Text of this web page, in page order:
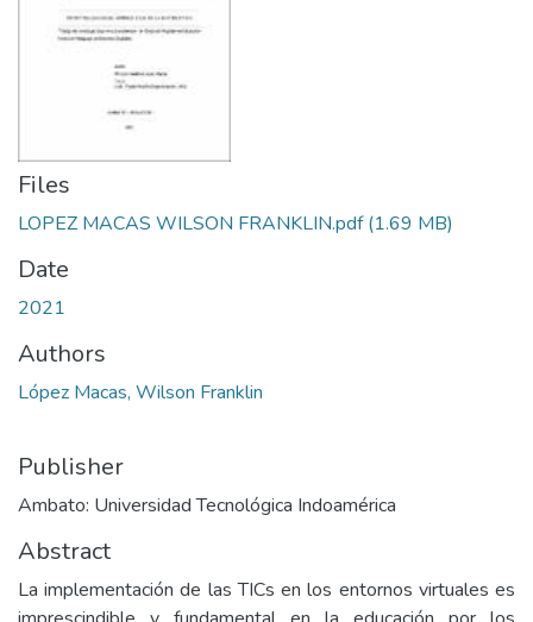
Files
LOPEZ MACAS WILSON FRANKLIN.pdf(1.69 MB)
Date
2021
Authors
López Macas, Wilson Franklin
Publisher
Ambato: Universidad Tecnológica Indoamérica
Abstract
La implementación de las TICs en los entornos virtuales es